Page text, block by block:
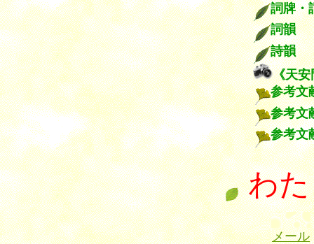
詞牌・
詞韻
詩韻
《天安
参考文
参考文
参考文
わ
メール